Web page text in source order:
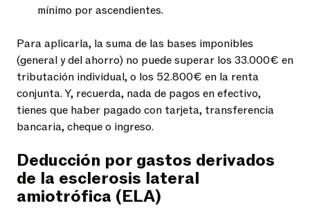
mínimo por ascendientes.
Para aplicarla, la suma de las bases imponibles
(general y del ahorro) no puede superar los 33.000€ en
tributación individual, o los 52.800€ en la renta
conjunta. Y, recuerda, nada de pagos en efectivo,
tienes que haber pagado con tarjeta, transferencia
bancaria, cheque o ingreso.
Deducción por gastos derivados
de la esclerosis lateral
amiotrófica (ELA)